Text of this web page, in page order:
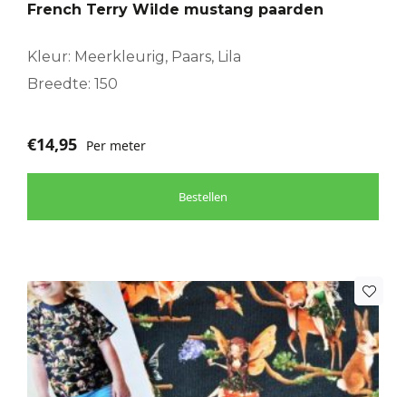
French Terry Wilde mustang paarden
Kleur: Meerkleurig, Paars, Lila
Breedte: 150
€14,95 Per meter
Bestellen